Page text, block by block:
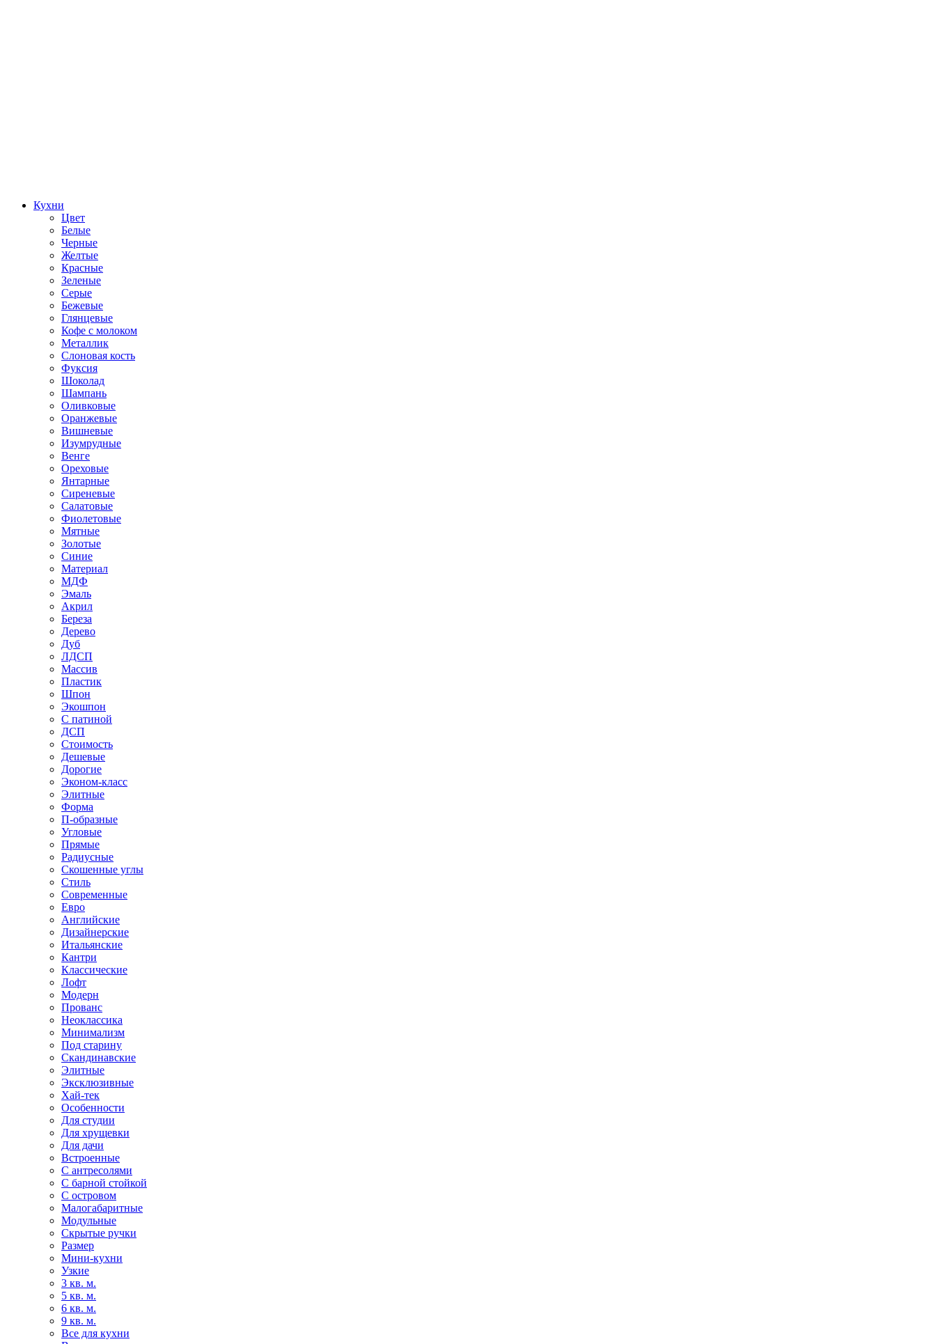
Кухни
Цвет
Белые
Черные
Желтые
Красные
Зеленые
Серые
Бежевые
Глянцевые
Кофе с молоком
Металлик
Слоновая кость
Фуксия
Шоколад
Шампань
Оливковые
Оранжевые
Вишневые
Изумрудные
Венге
Ореховые
Янтарные
Сиреневые
Салатовые
Фиолетовые
Мятные
Золотые
Синие
Материал
МДФ
Эмаль
Акрил
Береза
Дерево
Дуб
ЛДСП
Массив
Пластик
Шпон
Экошпон
С патиной
ДСП
Стоимость
Дешевые
Дорогие
Эконом-класс
Элитные
Форма
П-образные
Угловые
Прямые
Радиусные
Скошенные углы
Стиль
Современные
Евро
Английские
Дизайнерские
Итальянские
Кантри
Классические
Лофт
Модерн
Прованс
Неоклассика
Минимализм
Под старину
Скандинавские
Элитные
Эксклюзивные
Хай-тек
Особенности
Для студии
Для хрущевки
Для дачи
Встроенные
С антресолями
С барной стойкой
С островом
Малогабаритные
Модульные
Скрытые ручки
Размер
Мини-кухни
Узкие
3 кв. м.
5 кв. м.
6 кв. м.
9 кв. м.
Все для кухни